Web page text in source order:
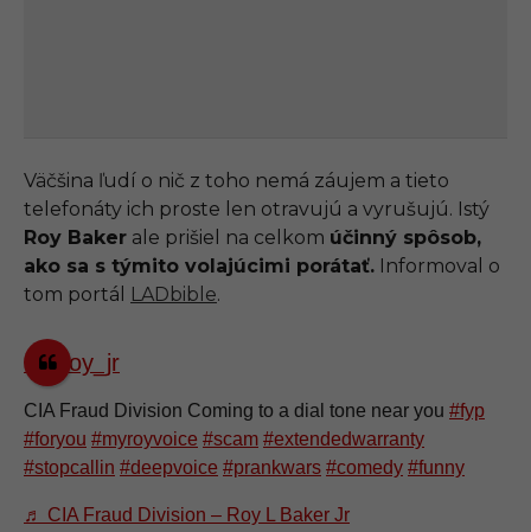
Väčšina ľudí o nič z toho nemá záujem a tieto
telefonáty ich proste len otravujú a vyrušujú. Istý
Roy Baker ale prišiel na celkom účinný spôsob,
ako sa s týmito volajúcimi porátať. Informoval o
tom portál
LADbible.
@1roy_jr
CIA Fraud Division Coming to a dial tone near you #fyp
#foryou #myroyvoice #scam #extendedwarranty
#stopcallin #deepvoice #prankwars #comedy #funny
♬ CIA Fraud Division – Roy L Baker Jr